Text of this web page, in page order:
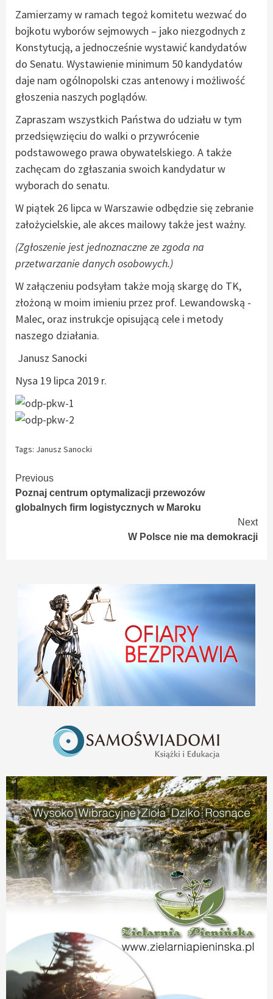
Zamierzamy w ramach tegoż komitetu wezwać do
bojkotu wyborów sejmowych – jako niezgodnych z
Konstytucją, a jednocześnie wystawić kandydatów
do Senatu. Wystawienie minimum 50 kandydatów
daje nam ogólnopolski czas antenowy i możliwość
głoszenia naszych poglądów.
Zapraszam wszystkich Państwa do udziału w tym
przedsięwzięciu do walki o przywrócenie
podstawowego prawa obywatelskiego. A także
zachęcam do zgłaszania swoich kandydatur w
wyborach do senatu.
W piątek 26 lipca w Warszawie odbędzie się zebranie
założycielskie, ale akces mailowy także jest ważny.
(Zgłoszenie jest jednoznaczne ze zgoda na
przetwarzanie danych osobowych.)
W załączeniu podsyłam także moją skargę do TK,
złożoną w moim imieniu przez prof. Lewandowską -
Malec, oraz instrukcje opisującą cele i metody
naszego działania.
Janusz Sanocki
Nysa 19 lipca 2019 r.
Tags: Janusz Sanocki
Continue
Reading
Previous
Poznaj centrum optymalizacji przewozów
globalnych firm logistycznych w Maroku
Next
W Polsce nie ma demokracji